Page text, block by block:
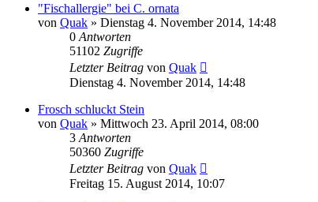
"Fischallergie" bei C. ornata
von Quak » Dienstag 4. November 2014, 14:48
0 Antworten
51102 Zugriffe
Letzter Beitrag von Quak
Dienstag 4. November 2014, 14:48
Frosch schluckt Stein
von Quak » Mittwoch 23. April 2014, 08:00
3 Antworten
50360 Zugriffe
Letzter Beitrag von Quak
Freitag 15. August 2014, 10:07